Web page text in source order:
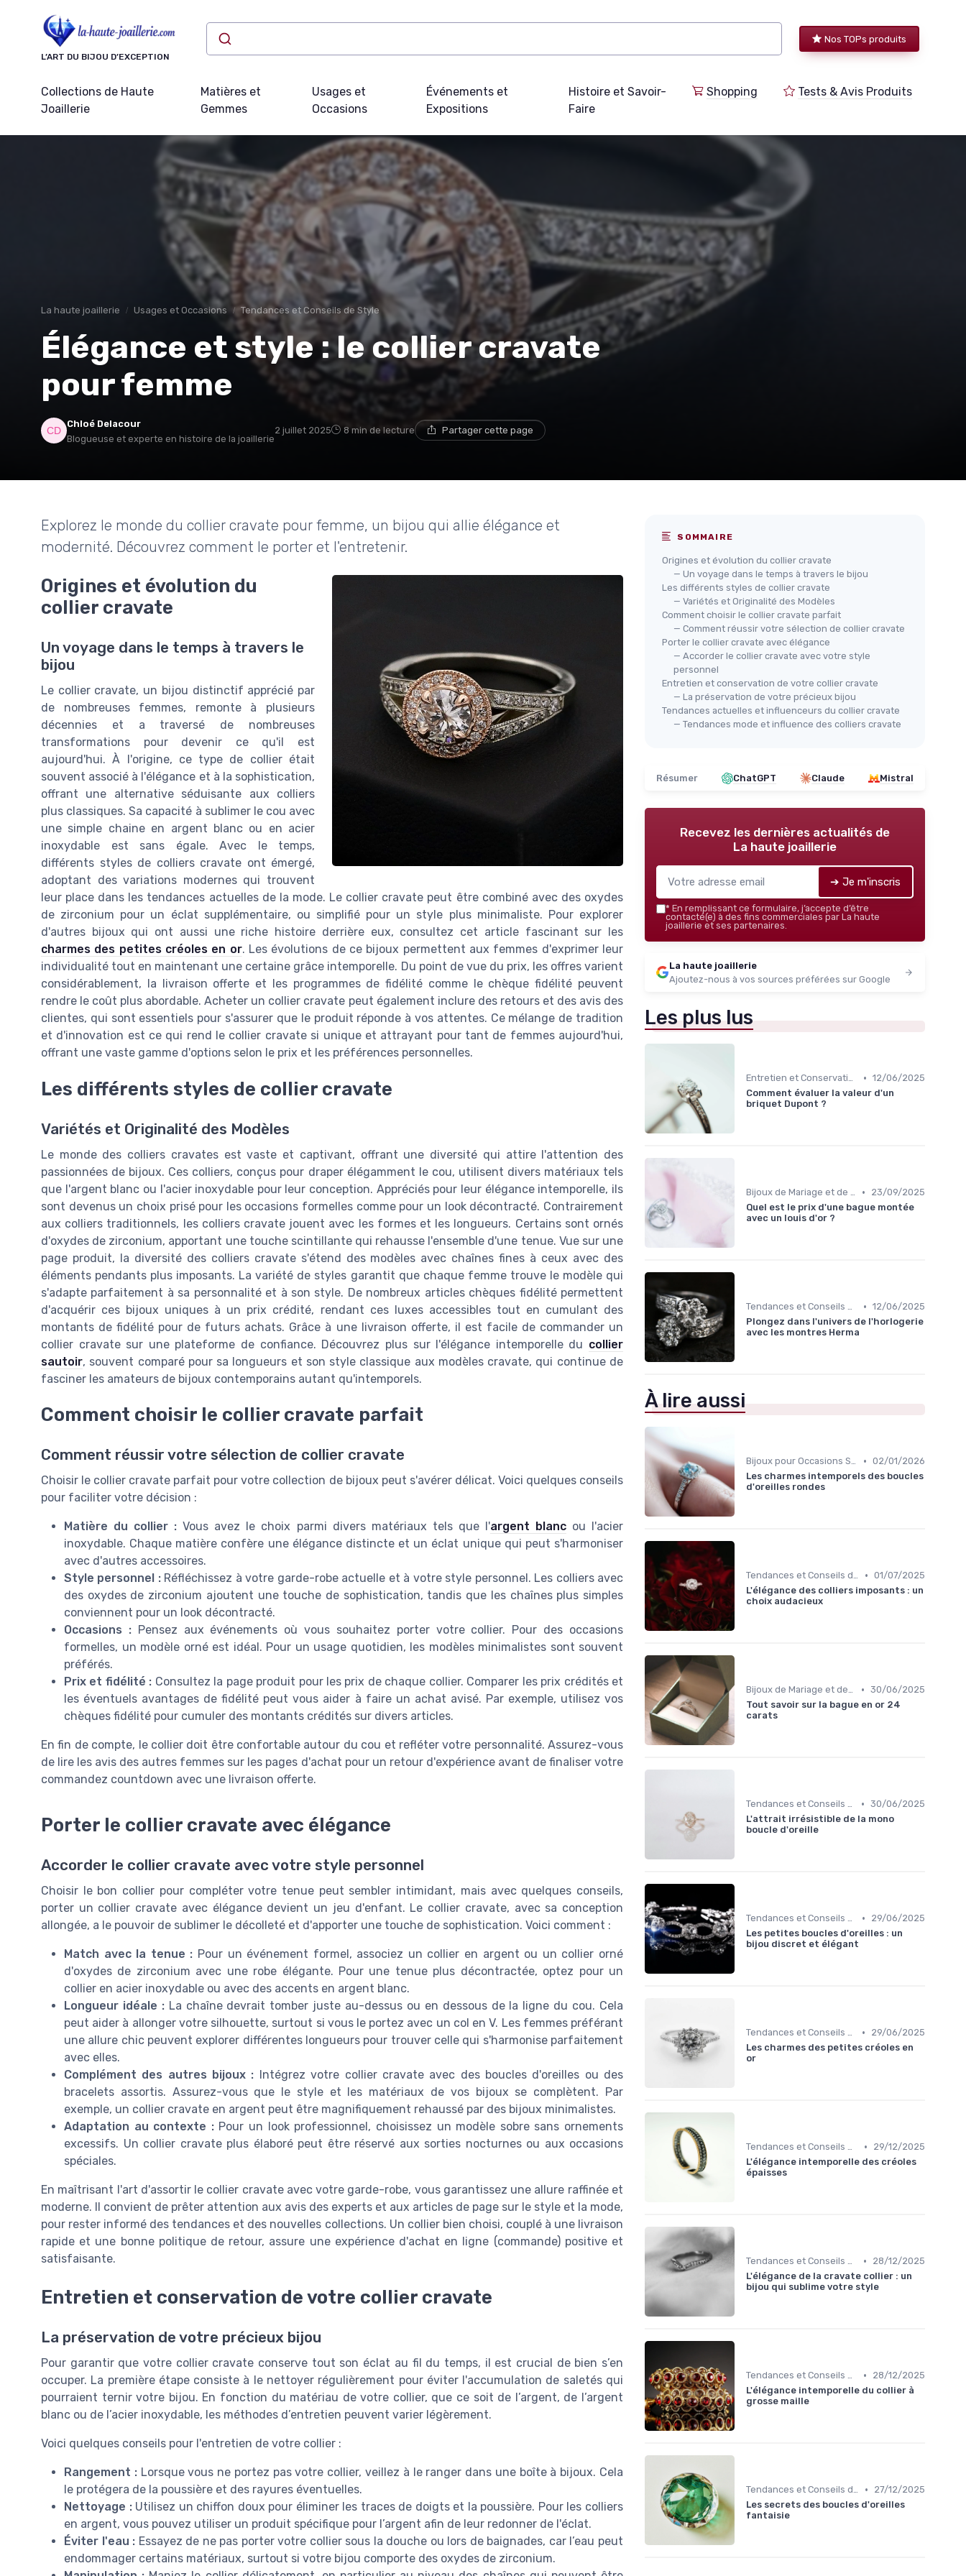
L’ART DU BIJOU D’EXCEPTION
Nos TOPs produits
Collections de Haute
Joaillerie
Matières et
Gemmes
Usages et
Occasions
Événements et
Expositions
Histoire et Savoir-
Faire
Shopping Tests & Avis Produits
La haute joaillerie Usages et Occasions Tendances et Conseils de Style
Élégance et style : le collier cravate
pour femme
Chloé Delacour
Blogueuse et experte en histoire de la joaillerie
2 juillet 2025 8 min de lecture Partager cette page
Explorez le monde du collier cravate pour femme, un bijou qui allie élégance et
modernité. Découvrez comment le porter et l'entretenir.
Origines et évolution du
collier cravate
Un voyage dans le temps à travers le
bijou
Le collier cravate, un bijou distinctif apprécié par
de nombreuses femmes, remonte à plusieurs
décennies et a traversé de nombreuses
transformations pour devenir ce qu'il est
aujourd'hui. À l'origine, ce type de collier était
souvent associé à l'élégance et à la sophistication,
offrant une alternative séduisante aux colliers
plus classiques. Sa capacité à sublimer le cou avec
une simple chaine en argent blanc ou en acier
inoxydable est sans égale. Avec le temps,
différents styles de colliers cravate ont émergé,
adoptant des variations modernes qui trouvent
leur place dans les tendances actuelles de la mode. Le collier cravate peut être combiné avec des oxydes
de zirconium pour un éclat supplémentaire, ou simplifié pour un style plus minimaliste. Pour explorer
d'autres bijoux qui ont aussi une riche histoire derrière eux, consultez cet article fascinant sur les
charmes des petites créoles en or. Les évolutions de ce bijoux permettent aux femmes d'exprimer leur
individualité tout en maintenant une certaine grâce intemporelle. Du point de vue du prix, les offres varient
considérablement, la livraison offerte et les programmes de fidélité comme le chèque fidélité peuvent
rendre le coût plus abordable. Acheter un collier cravate peut également inclure des retours et des avis des
clientes, qui sont essentiels pour s'assurer que le produit réponde à vos attentes. Ce mélange de tradition
et d'innovation est ce qui rend le collier cravate si unique et attrayant pour tant de femmes aujourd'hui,
offrant une vaste gamme d'options selon le prix et les préférences personnelles.
Les différents styles de collier cravate
Variétés et Originalité des Modèles
Le monde des colliers cravates est vaste et captivant, offrant une diversité qui attire l'attention des
passionnées de bijoux. Ces colliers, conçus pour draper élégamment le cou, utilisent divers matériaux tels
que l'argent blanc ou l'acier inoxydable pour leur conception. Appréciés pour leur élégance intemporelle, ils
sont devenus un choix prisé pour les occasions formelles comme pour un look décontracté. Contrairement
aux colliers traditionnels, les colliers cravate jouent avec les formes et les longueurs. Certains sont ornés
d'oxydes de zirconium, apportant une touche scintillante qui rehausse l'ensemble d'une tenue. Vue sur une
page produit, la diversité des colliers cravate s'étend des modèles avec chaînes fines à ceux avec des
éléments pendants plus imposants. La variété de styles garantit que chaque femme trouve le modèle qui
s'adapte parfaitement à sa personnalité et à son style. De nombreux articles chèques fidélité permettent
d'acquérir ces bijoux uniques à un prix crédité, rendant ces luxes accessibles tout en cumulant des
montants de fidélité pour de futurs achats. Grâce à une livraison offerte, il est facile de commander un
collier cravate sur une plateforme de confiance. Découvrez plus sur l'élégance intemporelle du collier
sautoir, souvent comparé pour sa longueurs et son style classique aux modèles cravate, qui continue de
fasciner les amateurs de bijoux contemporains autant qu'intemporels.
Comment choisir le collier cravate parfait
Comment réussir votre sélection de collier cravate
Choisir le collier cravate parfait pour votre collection de bijoux peut s'avérer délicat. Voici quelques conseils
pour faciliter votre décision :
Matière du collier : Vous avez le choix parmi divers matériaux tels que l'argent blancou l'acier
inoxydable. Chaque matière confère une élégance distincte et un éclat unique qui peut s'harmoniser
avec d'autres accessoires.
Style personnel :Réfléchissez à votre garde-robe actuelle et à votre style personnel. Les colliers avec
des oxydes de zirconium ajoutent une touche de sophistication, tandis que les chaînes plus simples
conviennent pour un look décontracté.
Occasions :Pensez aux événements où vous souhaitez porter votre collier. Pour des occasions
formelles, un modèle orné est idéal. Pour un usage quotidien, les modèles minimalistes sont souvent
préférés.
Prix et fidélité : Consultez la page produit pour les prix de chaque collier. Comparer les prix crédités et
les éventuels avantages de fidélité peut vous aider à faire un achat avisé. Par exemple, utilisez vos
chèques fidélité pour cumuler des montants crédités sur divers articles.
En fin de compte, le collier doit être confortable autour du cou et refléter votre personnalité. Assurez-vous
de lire les avis des autres femmes sur les pages d'achat pour un retour d'expérience avant de finaliser votre
commandez countdown avec une livraison offerte.
Porter le collier cravate avec élégance
Accorder le collier cravate avec votre style personnel
Choisir le bon collier pour compléter votre tenue peut sembler intimidant, mais avec quelques conseils,
porter un collier cravate avec élégance devient un jeu d'enfant. Le collier cravate, avec sa conception
allongée, a le pouvoir de sublimer le décolleté et d'apporter une touche de sophistication. Voici comment :
Match avec la tenue : Pour un événement formel, associez un collier en argent ou un collier orné
d'oxydes de zirconium avec une robe élégante. Pour une tenue plus décontractée, optez pour un
collier en acier inoxydable ou avec des accents en argent blanc.
Longueur idéale :La chaîne devrait tomber juste au-dessus ou en dessous de la ligne du cou. Cela
peut aider à allonger votre silhouette, surtout si vous le portez avec un col en V. Les femmes préférant
une allure chic peuvent explorer différentes longueurs pour trouver celle qui s'harmonise parfaitement
avec elles.
Complément des autres bijoux : Intégrez votre collier cravate avec des boucles d'oreilles ou des
bracelets assortis. Assurez-vous que le style et les matériaux de vos bijoux se complètent. Par
exemple, un collier cravate en argent peut être magnifiquement rehaussé par des bijoux minimalistes.
Adaptation au contexte :Pour un look professionnel, choisissez un modèle sobre sans ornements
excessifs. Un collier cravate plus élaboré peut être réservé aux sorties nocturnes ou aux occasions
spéciales.
En maîtrisant l'art d'assortir le collier cravate avec votre garde-robe, vous garantissez une allure raffinée et
moderne. Il convient de prêter attention aux avis des experts et aux articles de page sur le style et la mode,
pour rester informé des tendances et des nouvelles collections. Un collier bien choisi, couplé à une livraison
rapide et une bonne politique de retour, assure une expérience d'achat en ligne (commande) positive et
satisfaisante.
Entretien et conservation de votre collier cravate
La préservation de votre précieux bijou
Pour garantir que votre collier cravate conserve tout son éclat au fil du temps, il est crucial de bien s’en
occuper. La première étape consiste à le nettoyer régulièrement pour éviter l'accumulation de saletés qui
pourraient ternir votre bijou. En fonction du matériau de votre collier, que ce soit de l’argent, de l’argent
blanc ou de l’acier inoxydable, les méthodes d’entretien peuvent varier légèrement.
Voici quelques conseils pour l'entretien de votre collier :
Rangement :Lorsque vous ne portez pas votre collier, veillez à le ranger dans une boîte à bijoux. Cela
le protégera de la poussière et des rayures éventuelles.
Nettoyage :Utilisez un chiffon doux pour éliminer les traces de doigts et la poussière. Pour les colliers
en argent, vous pouvez utiliser un produit spécifique pour l’argent afin de leur redonner de l'éclat.
Éviter l'eau : Essayez de ne pas porter votre collier sous la douche ou lors de baignades, car l’eau peut
endommager certains matériaux, surtout si votre bijou comporte des oxydes de zirconium.
SOMMAIRE
Origines et évolution du collier cravate
— Un voyage dans le temps à travers le bijou
Les différents styles de collier cravate
— Variétés et Originalité des Modèles
Comment choisir le collier cravate parfait
— Comment réussir votre sélection de collier cravate
Porter le collier cravate avec élégance
— Accorder le collier cravate avec votre style
personnel
Entretien et conservation de votre collier cravate
— La préservation de votre précieux bijou
Tendances actuelles et influenceurs du collier cravate
— Tendances mode et influence des colliers cravate
Résumer ChatGPT Claude Mistral
Recevez les dernières actualités de
La haute joaillerie
➔ Je m'inscris
* En remplissant ce formulaire, j’accepte d’être
contacté(e) à des fins commerciales par La haute
joaillerie et ses partenaires.
La haute joaillerie
Ajoutez-nous à vos sources préférées sur Google
Les plus lus
Entretien et Conservation des Bijoux • 12/06/2025
Comment évaluer la valeur d'un
briquet Dupont ?
Bijoux de Mariage et de Fiançailles •
23/09/2025
Quel est le prix d'une bague montée
avec un louis d'or ?
Tendances et Conseils de Style • 12/06/2025
Plongez dans l'univers de l'horlogerie
avec les montres Herma
À lire aussi
Bijoux pour Occasions Spéciales • 02/01/2026
Les charmes intemporels des boucles
d'oreilles rondes
Tendances et Conseils de Style • 01/07/2025
L'élégance des colliers imposants : un
choix audacieux
Bijoux de Mariage et de Fiançailles • 30/06/2025
Tout savoir sur la bague en or 24
carats
Tendances et Conseils de Style • 30/06/2025
L'attrait irrésistible de la mono
boucle d'oreille
Tendances et Conseils de Style •
29/06/2025
Les petites boucles d'oreilles : un
bijou discret et élégant
Tendances et Conseils de Style •
29/06/2025
Les charmes des petites créoles en
or
Tendances et Conseils de Style •
29/12/2025
L'élégance intemporelle des créoles
épaisses
Tendances et Conseils de Style •
28/12/2025
L'élégance de la cravate collier : un
bijou qui sublime votre style
Tendances et Conseils de Style •
28/12/2025
L'élégance intemporelle du collier à
grosse maille
Tendances et Conseils de Style •
27/12/2025
Les secrets des boucles d'oreilles
fantaisie